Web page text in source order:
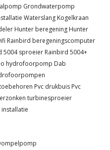
Grondwaterpomp
Waterslang Kogelkraan
Hunter beregening Hunter
Rainbird beregeningscomputer
5004 sproeier Rainbird 5004+
hydrofoorpomp Dab
Pvc drukbuis Pvc
turbinesproeier